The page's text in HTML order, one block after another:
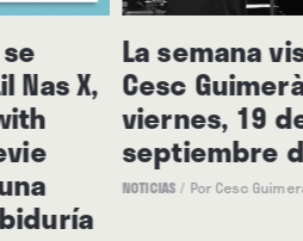
Nas X,
La semana
Cesc
viernes, 19
septiembre
NOTICIAS / Por Cesc